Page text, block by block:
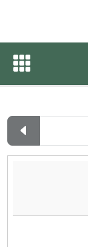
ปฏิทินกิจ
ปฏิทินกิจกร